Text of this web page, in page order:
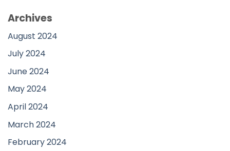
Archives
August 2024
July 2024
June 2024
May 2024
April 2024
March 2024
February 2024